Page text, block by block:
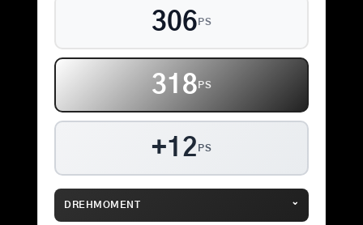
306 PS
318 PS
+12 PS
DREHMOMENT ⌄